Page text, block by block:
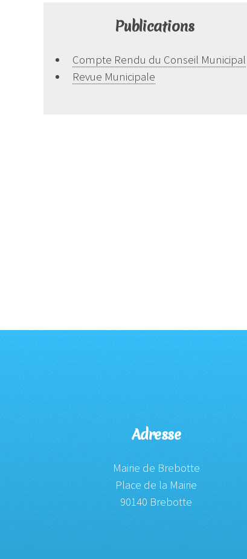
Publications
Compte Rendu du Conseil Municipal
Revue Municipale
Adresse
Mairie de Brebotte
Place de la Mairie
90140 Brebotte